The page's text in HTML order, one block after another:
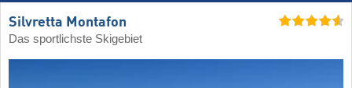
Silvretta Montafon
Das sportlichste Skigebiet